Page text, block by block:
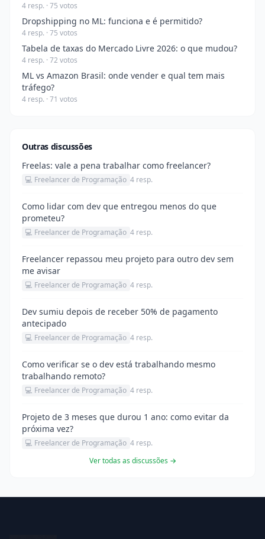
4 resp. · 75 votos
Dropshipping no ML: funciona e é permitido?
4 resp. · 75 votos
Tabela de taxas do Mercado Livre 2026: o que mudou?
4 resp. · 72 votos
ML vs Amazon Brasil: onde vender e qual tem mais
tráfego?
4 resp. · 71 votos
Outras discussões
Freelas: vale a pena trabalhar como freelancer?
💻 Freelancer de Programação 4 resp.
Como lidar com dev que entregou menos do que
prometeu?
💻 Freelancer de Programação 4 resp.
Freelancer repassou meu projeto para outro dev sem
me avisar
💻 Freelancer de Programação 4 resp.
Dev sumiu depois de receber 50% de pagamento
antecipado
💻 Freelancer de Programação 4 resp.
Como verificar se o dev está trabalhando mesmo
trabalhando remoto?
💻 Freelancer de Programação 4 resp.
Projeto de 3 meses que durou 1 ano: como evitar da
próxima vez?
💻 Freelancer de Programação 4 resp.
Ver todas as discussões →